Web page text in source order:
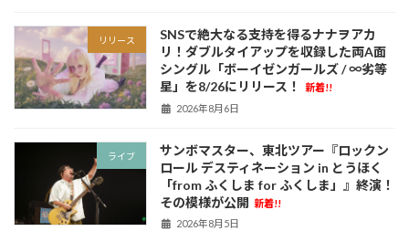
リリース
SNSで絶大なる支持を得るナナヲアカ
リ！ダブルタイアップを収録した両A面
シングル「ボーイゼンガールズ / ∞劣等
星」を8/26にリリース！
新着!!
2026年8月6日
ライブ
サンボマスター、東北ツアー『ロックン
ロール デスティネーション in とうほく
「from ふくしま for ふくしま」』終演！
その模様が公開 新着!!
2026年8月5日